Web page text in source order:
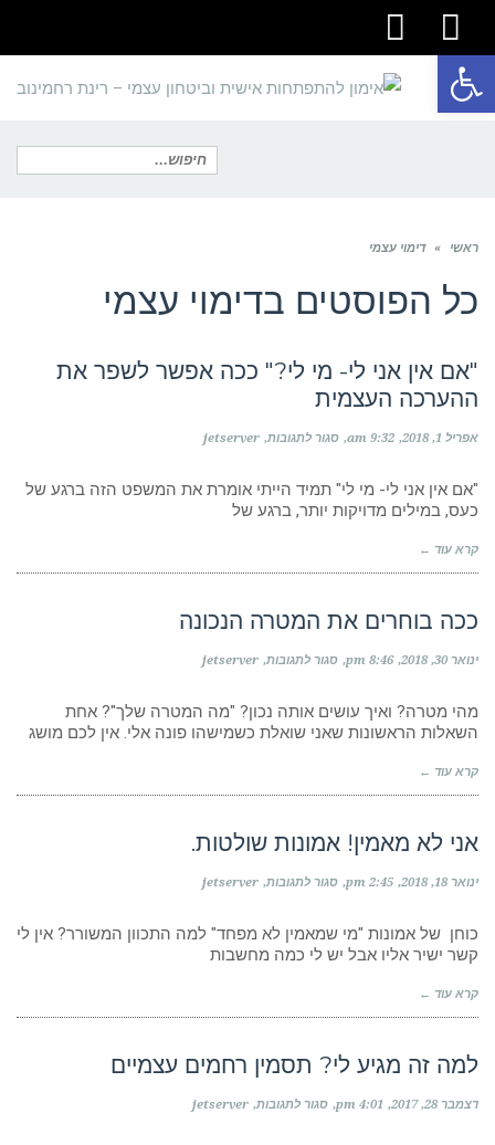
פתח סרגל נגישות
facebook
youtube
תפריט
ראשי » דימוי עצמי
כל הפוסטים בדימוי עצמי
"אם אין אני לי- מי לי?" ככה אפשר לשפר את
ההערכה העצמית
אפריל 1, 2018 9:32 am סגור לתגובותעל
אני
לי-
מי
אפשר
ההערכה
jetserver
"אם אין אני לי- מי לי" תמיד הייתי אומרת את המשפט הזה ברגע של
כעס, במילים מדויקות יותר, ברגע של
קרא עוד ←
ככה בוחרים את המטרה הנכונה
ינואר 30, 2018 8:46 pm סגור לתגובותעל
את
המטרה
הנכונה
jetserver
מהי מטרה? ואיך עושים אותה נכון? "מה המטרה שלך"? אחת
השאלות הראשונות שאני שואלת כשמישהו פונה אלי. אין לכם מושג
קרא עוד ←
אני לא מאמין! אמונות שולטות.
ינואר 18, 2018 2:45 pm סגור לתגובותעל
מאמין!
אמונות
שולטות.
jetserver
כוחן של אמונות "מי שמאמין לא מפחד" למה התכוון המשורר? אין לי
קשר ישיר אליו אבל יש לי כמה מחשבות
קרא עוד ←
למה זה מגיע לי? תסמין רחמים עצמיים
דצמבר 28, 2017 4:01 pm סגור לתגובותעלjetserver